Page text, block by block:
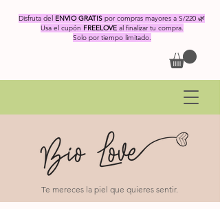
Te mereces la piel que quieres sentir.
Disfruta del ENVIO GRATIS por compras mayores a S/220 🌿
Usa el cupón FREELOVEal finalizar tu compra.
Solo por tiempo limitado.